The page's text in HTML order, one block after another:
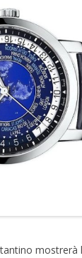
mostrerà